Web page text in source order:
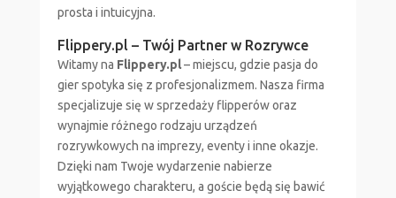
prosta i intuicyjna.
Flippery.pl – Twój Partner w Rozrywce
Witamy na Flippery.pl– miejscu, gdzie pasja do
gier spotyka się z profesjonalizmem. Nasza firma
specjalizuje się w sprzedaży flipperów oraz
wynajmie różnego rodzaju urządzeń
rozrywkowych na imprezy, eventy i inne okazje.
Dzięki nam Twoje wydarzenie nabierze
wyjątkowego charakteru, a goście będą się bawić